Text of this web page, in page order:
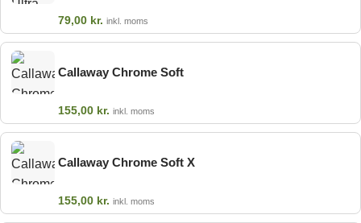
79,00 kr. inkl. moms
Callaway Chrome Soft
155,00 kr. inkl. moms
Callaway Chrome Soft X
155,00 kr. inkl. moms